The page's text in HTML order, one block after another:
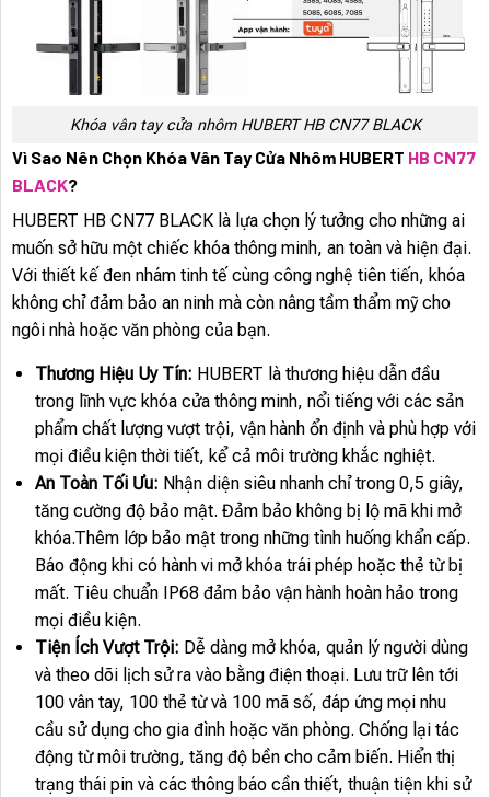
Khóa vân tay cửa nhôm HUBERT HB CN77 BLACK
Vì Sao Nên Chọn Khóa Vân Tay Cửa Nhôm HUBERT HB CN77
BLACK?
HUBERT HB CN77 BLACK là lựa chọn lý tưởng cho những ai
muốn sở hữu một chiếc khóa thông minh, an toàn và hiện đại.
Với thiết kế đen nhám tinh tế cùng công nghệ tiên tiến, khóa
không chỉ đảm bảo an ninh mà còn nâng tầm thẩm mỹ cho
ngôi nhà hoặc văn phòng của bạn.
Thương Hiệu Uy Tín: HUBERT là thương hiệu dẫn đầu
trong lĩnh vực khóa cửa thông minh, nổi tiếng với các sản
phẩm chất lượng vượt trội, vận hành ổn định và phù hợp với
mọi điều kiện thời tiết, kể cả môi trường khắc nghiệt.
An Toàn Tối Ưu: Nhận diện siêu nhanh chỉ trong 0,5 giây,
tăng cường độ bảo mật. Đảm bảo không bị lộ mã khi mở
khóa.Thêm lớp bảo mật trong những tình huống khẩn cấp.
Báo động khi có hành vi mở khóa trái phép hoặc thẻ từ bị
mất. Tiêu chuẩn IP68 đảm bảo vận hành hoàn hảo trong
mọi điều kiện.
Tiện Ích Vượt Trội: Dễ dàng mở khóa, quản lý người dùng
và theo dõi lịch sử ra vào bằng điện thoại. Lưu trữ lên tới
100 vân tay, 100 thẻ từ và 100 mã số, đáp ứng mọi nhu
cầu sử dụng cho gia đình hoặc văn phòng. Chống lại tác
động từ môi trường, tăng độ bền cho cảm biến. Hiển thị
trạng thái pin và các thông báo cần thiết, thuận tiện khi sử